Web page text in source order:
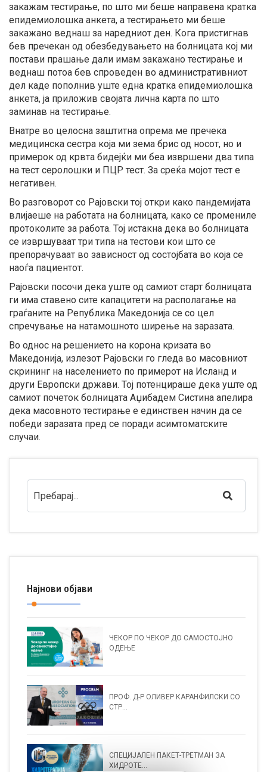
закажам тестирање, по што ми беше направена кратка
епидемиолошка анкета, а тестирањето ми беше
закажано веднаш за наредниот ден. Кога пристигнав
бев пречекан од обезбедувањето на болницата кој ми
постави прашање дали имам закажано тестирање и
веднаш потоа бев спроведен во административниот
дел каде пополнив уште една кратка епидемиолошка
анкета, ја приложив својата лична карта по што
заминав на тестирање.
Внатре во целосна заштитна опрема ме пречека
медицинска сестра која ми зема брис од носот, но и
примерок од крвта бидејќи ми беа извршени два типа
на тест серолошки и ПЦР тест. За среќа мојот тест е
негативен.
Во разговорот со Рајовски тој откри како пандемијата
влијаеше на работата на болницата, како се промениле
протоколите за работа. Тој истакна дека во болницата
се извршуваат три типа на тестови кои што се
препорачуваат во зависност од состојбата во која се
наоѓа пациентот.
Рајовски посочи дека уште од самиот старт болницата
ги има ставено сите капацитети на располагање на
граѓаните на Република Македонија се со цел
спречување на натамошното ширење на заразата.
Во однос на решението на корона кризата во
Македонија, излезот Рајовски го гледа во масовниот
скрининг на населението по примерот на Исланд и
други Европски држави. Тој потенцираше дека уште од
самиот почеток болницата Аџибадем Систина апелира
дека масовното тестирање е единствен начин да се
победи заразата пред се поради асимтоматските
случаи.
Најнови објави
ЧЕКОР ПО ЧЕКОР ДО САМОСТОЈНО
ОДЕЊЕ
ПРОФ. Д-Р ОЛИВЕР КАРАНФИЛСКИ СО
СТР...
СПЕЦИЈАЛЕН ПАКЕТ-ТРЕТМАН ЗА
ХИДРОТЕ...